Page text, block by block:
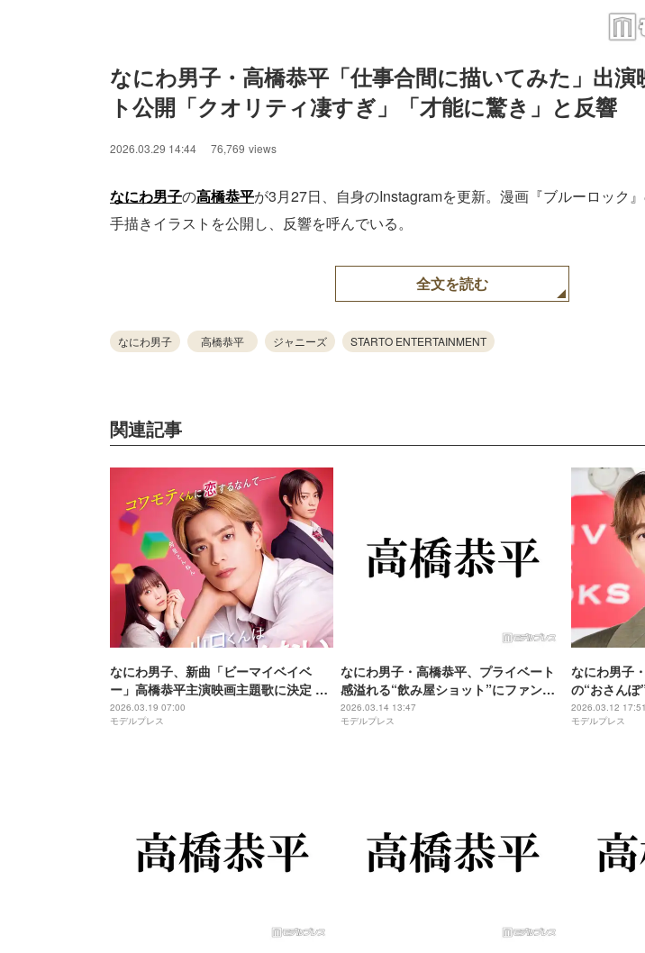
Unmute Loaded:
87.03%
なにわ男子・高橋恭平「仕事合間に描いてみた」出演
ト公開「クオリティ凄すぎ」「才能に驚き」と反響
2026.03.29 14:44 76,769 views
なにわ男子の高橋恭平が3月27日、自身のInstagramを更新。漫画『ブルーロック
手描きイラストを公開し、反響を呼んでいる。
全文を読む
なにわ男子 高橋恭平 ジャニーズ STARTO ENTERTAINMENT
関連記事
なにわ男子、新曲「ビーマイベイベ
ー」高橋恭平主演映画主題歌に決定 予
告＆追加キャストも解禁【山口くんは
ワルくない】
2026.03.19 07:00
モデルプレス
なにわ男子・高橋恭平、プライベート
感溢れる“飲み屋ショット”にファン歓
喜「デートしてるみたい」「オーラ隠
せてない」
2026.03.14 13:47
モデルプレス
なにわ男子
の“おさんぽ
「イケメン
ファン悶絶
2026.03.12 17:51
モデルプレス